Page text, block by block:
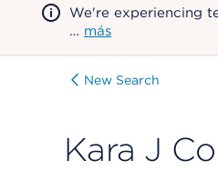
We're experiencing
… más
New Search
Kara J